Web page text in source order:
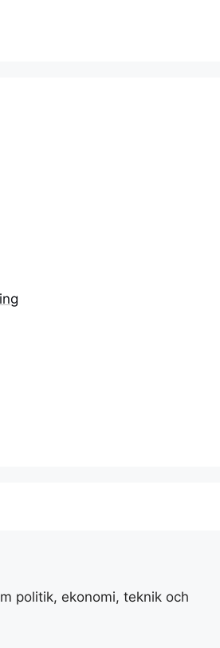
politik, ekonomi, teknik och